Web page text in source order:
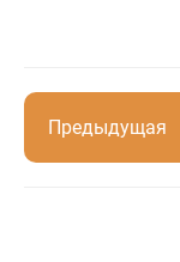
Предыдущая